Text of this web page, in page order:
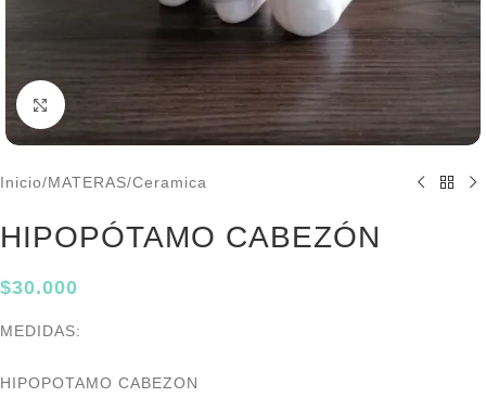
Click to enlarge
Inicio/MATERAS/Ceramica
HIPOPÓTAMO CABEZÓN
$30.000
MEDIDAS:
HIPOPOTAMO CABEZON